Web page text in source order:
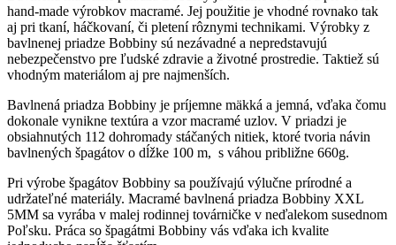
hand-made výrobkov macramé. Jej použitie je vhodné rovnako tak
aj pri tkaní, háčkovaní, či pletení rôznymi technikami. Výrobky z
bavlnenej priadze Bobbiny sú nezávadné a nepredstavujú
nebezpečenstvo pre ľudské zdravie a životné prostredie. Taktiež sú
vhodným materiálom aj pre najmenších.
Bavlnená priadza Bobbiny je príjemne mäkká a jemná, vďaka čomu
dokonale vynikne textúra a vzor macramé uzlov. V priadzi je
obsiahnutých 112 dohromady stáčaných nitiek, ktoré tvoria návin
bavlnených špagátov o dĺžke 100 m, s váhou približne 660g.
Pri výrobe špagátov Bobbiny sa používajú výlučne prírodné a
udržateľné materiály. Macramé bavlnená priadza Bobbiny XXL
5MM sa vyrába v malej rodinnej továrničke v neďalekom susednom
Poľsku. Práca so špagátmi Bobbiny vás vďaka ich kvalite